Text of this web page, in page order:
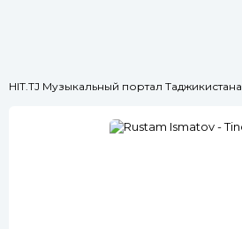
HIT.TJ Музыкальный портал Таджикистана